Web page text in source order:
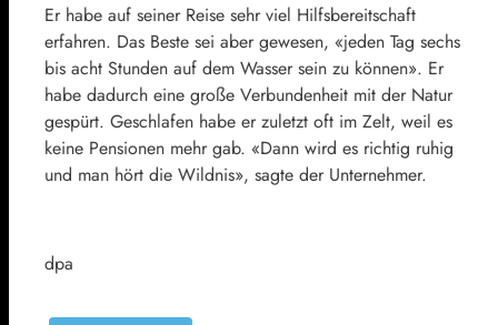
Er habe auf seiner Reise sehr viel Hilfsbereitschaft
erfahren. Das Beste sei aber gewesen, «jeden Tag sechs
bis acht Stunden auf dem Wasser sein zu können». Er
habe dadurch eine große Verbundenheit mit der Natur
gespürt. Geschlafen habe er zuletzt oft im Zelt, weil es
keine Pensionen mehr gab. «Dann wird es richtig ruhig
und man hört die Wildnis», sagte der Unternehmer.
dpa